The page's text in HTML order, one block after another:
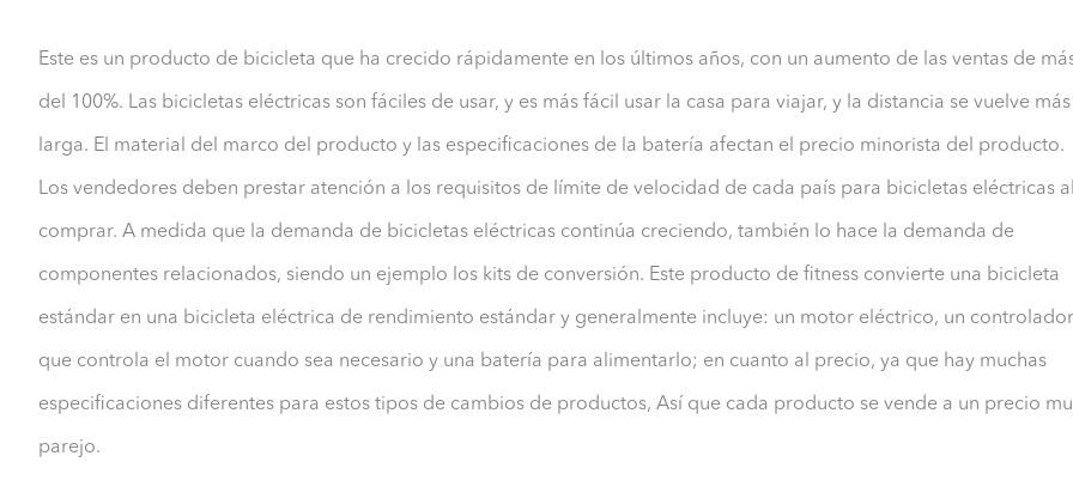
Este es un producto de bicicleta que ha crecido rápidamente en los últimos años, con un aumento de las ventas de
del 100%. Las bicicletas eléctricas son fáciles de usar, y es más fácil usar la casa para viajar, y la distancia se vuelve más
larga. El material del marco del producto y las especificaciones de la batería afectan el precio minorista del producto.
Los vendedores deben prestar atención a los requisitos de límite de velocidad de cada país para bicicletas eléctricas al
comprar. A medida que la demanda de bicicletas eléctricas continúa creciendo, también lo hace la demanda de
componentes relacionados, siendo un ejemplo los kits de conversión. Este producto de fitness convierte una bicicleta
estándar en una bicicleta eléctrica de rendimiento estándar y generalmente incluye: un motor eléctrico, un controlador
que controla el motor cuando sea necesario y una batería para alimentarlo; en cuanto al precio, ya que hay muchas
especificaciones diferentes para estos tipos de cambios de productos, Así que cada producto se vende a un precio
parejo.